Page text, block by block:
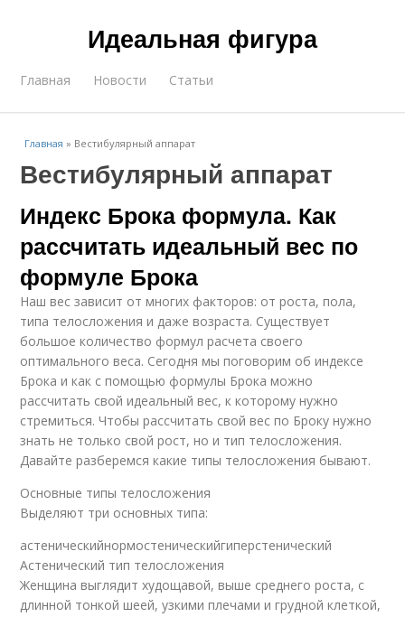
Идеальная фигура
Главная Новости Статьи
Главная » Вестибулярный аппарат
Вестибулярный аппарат
Индекс Брока формула. Как
рассчитать идеальный вес по
формуле Брока
Наш вес зависит от многих факторов: от роста, пола,
типа телосложения и даже возраста. Существует
большое количество формул расчета своего
оптимального веса. Сегодня мы поговорим об индексе
Брока и как с помощью формулы Брока можно
рассчитать свой идеальный вес, к которому нужно
стремиться. Чтобы рассчитать свой вес по Броку нужно
знать не только свой рост, но и тип телосложения.
Давайте разберемся какие типы телосложения бывают.
Основные типы телосложения
Выделяют три основных типа:
астеническийнормостеническийгиперстенический
Астенический тип телосложения
Женщина выглядит худощавой, выше среднего роста, с
длинной тонкой шеей, узкими плечами и грудной клеткой,